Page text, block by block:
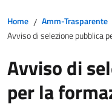
Home / Amm-Trasparente
Avviso di
per la